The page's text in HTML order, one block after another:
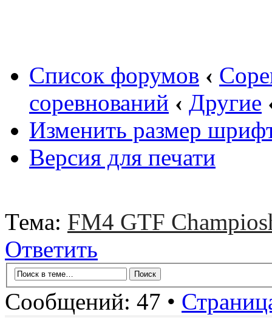
Список форумов ‹
соревнований ‹ Другие
Изменить размер
Версия для печати
Тема: FM4 GTF
Ответить
Сообщений: 47 •